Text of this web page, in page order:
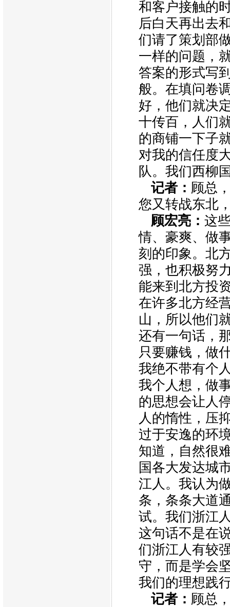
和客户接触的
后白天再出去
们请了策划部
一样的问题，
答案的形式写
般。在填问卷
好，他们就决
十传百，人们
的商铺一下子
对我的信任度
队。我们西柳
记者： 顾总
您又转战东北
顾宏亮： 这
情、豪爽、做
刻的印象。北
强，也积极努
能来到北方投
在许多北方经
山，所以他们
还有一句话，
只要赚钱，做
我绝不带有个
我个人想，做
的思想会让人
人的惰性，压
过于安逸的环
知道，自然很
国各大发达城
江人。我认为
条，条条大道
试。我们浙江
这句话不是在
们浙江人有较
守，而是学会
我们的理想践
记者： 顾总